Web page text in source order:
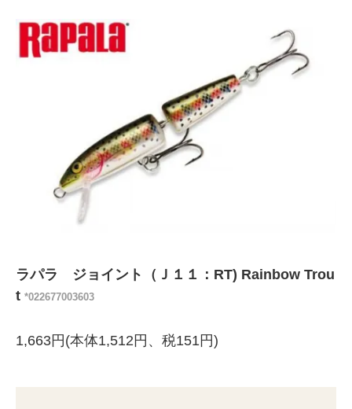
ラパラ ジョイント（Ｊ１１：RT) Rainbow Trou
t *022677003603
1,663円(本体1,512円、税151円)